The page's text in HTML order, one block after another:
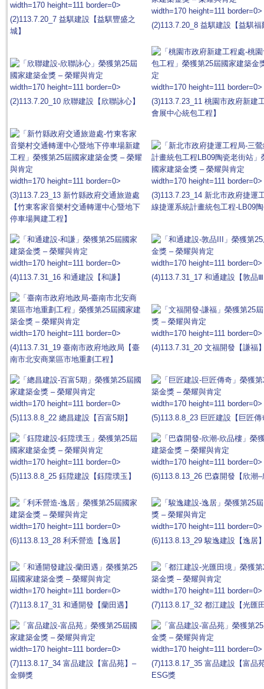
width=170 height=111 border=0>
(2)113.7.20_7 益騏建設【益騏豐盛之
城】
width=170 height=111 border=0>
(2)113.7.20_8 益騏建設【益騏福
width=170 height=111 border=0>
(2)113.7.20_10 欣聯建設【欣聯詠心】
width=170 height=111 border=0>
(3)113.7.23_11 桃園市政府新建
會展中心統包工程】
width=170 height=111 border=0>
(3)113.7.23_13 新竹縣政府交通旅遊處
【竹東客家音樂村交通轉運中心暨地下
停車場興建工程】
width=170 height=111 border=0>
(3)113.7.23_14 新北市政府捷運
線捷運系統計畫統包工程-LB09
width=170 height=111 border=0>
(4)113.7.31_16 和通建設【和謙】
width=170 height=111 border=0>
(4)113.7.31_17 和通建設【敦品
width=170 height=111 border=0>
(4)113.7.31_19 臺南市政府地政局【臺
南市北安商業區市地重劃工程】
width=170 height=111 border=0>
(4)113.7.31_20 文福開發【謙福
width=170 height=111 border=0>
(5)113.8.8_22 總昌建設【百富5期】
width=170 height=111 border=0>
(5)113.8.8_23 巨匠建設【巨匠傳
width=170 height=111 border=0>
(5)113.8.8_25 鈺陞建設【鈺陞璞玉】
width=170 height=111 border=0>
(6)113.8.13_26 巴森開發【欣潮
width=170 height=111 border=0>
(6)113.8.13_28 利禾營造【逸居】
width=170 height=111 border=0>
(6)113.8.13_29 駿逸建設【逸居
width=170 height=111 border=0>
(7)113.8.17_31 和通開發【蘭田遇】
width=170 height=111 border=0>
(7)113.8.17_32 都江建設【光匯
width=170 height=111 border=0>
(7)113.8.17_34 富品建設【富品苑】–
金獅獎
width=170 height=111 border=0>
(7)113.8.17_35 富品建設【富品
ESG獎